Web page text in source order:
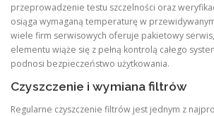
przeprowadzenie testu szczelności oraz
osiąga wymaganą temperaturę w
wiele firm serwisowych oferuje pakietowy
elementu wiąże się z pełną kontrolą całego
podnosi bezpieczeństwo użytkowania.
Czyszczenie i wymiana filtrów
Regularne czyszczenie filtrów jest jednym z